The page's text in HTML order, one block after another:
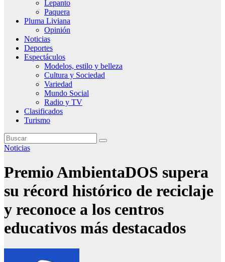
Lepanto
Paquera
Pluma Liviana
Opinión
Noticias
Deportes
Espectáculos
Modelos, estilo y belleza
Cultura y Sociedad
Variedad
Mundo Social
Radio y TV
Clasificados
Turismo
Noticias
Premio AmbientaDOS supera
su récord histórico de reciclaje
y reconoce a los centros
educativos más destacados